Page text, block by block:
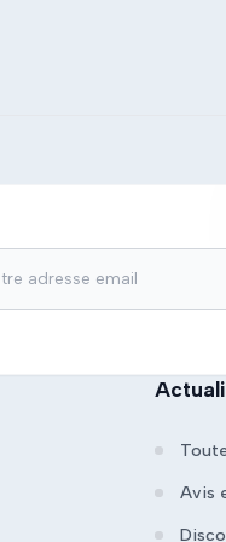
Avis